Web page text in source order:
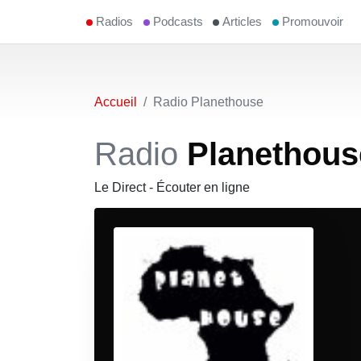
Radios Podcasts Articles Promouvoir
Accueil Radio Planethouse
Radio
Le Direct - Écouter en ligne